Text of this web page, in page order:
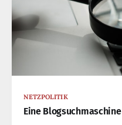
NETZPOLITIK
Eine Blogsuchmaschine